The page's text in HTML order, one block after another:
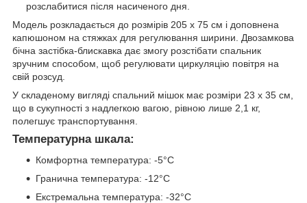
розслабитися після насиченого дня.
Модель розкладається до розмірів 205 х 75 см і доповнена
капюшоном на стяжках для регулювання ширини. Двозамкова
бічна застібка-блискавка дає змогу розстібати спальник
зручним способом, щоб регулювати циркуляцію повітря на
свій розсуд.
У складеному вигляді спальний мішок має розміри 23 х 35 см,
що в сукупності з надлегкою вагою, рівною лише 2,1 кг,
полегшує транспортування.
Температурна шкала:
Комфортна температура: -5°C
Гранична температура: -12°C
Екстремальна температура: -32°C